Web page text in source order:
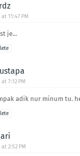
at 11:47 PM
je...
at 7:12 PM
adik nur minum tu.
at 2:52 PM